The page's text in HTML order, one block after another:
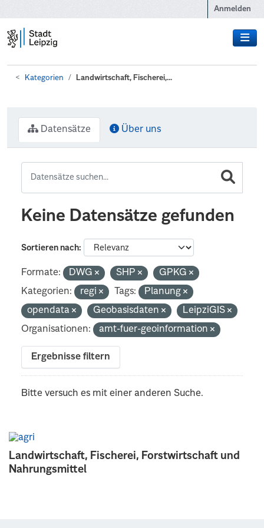
Anmelden
Kategorien Landwirtschaft, Fischerei,...
Landwirtschaft, Fischerei, Forstwirtschaft und
Nahrungsmittel
Datensätze Über uns
Keine Datensätze gefunden
Sortieren nach
Formate: DWG SHP
GPKG
Kategorien:
regi Tags:
Planung
opendata
Geobasisdaten
LeipziGIS
Organisationen:
amt-fuer-geoinformation
Ergebnisse filtern
Bitte versuch es mit einer anderen Suche.